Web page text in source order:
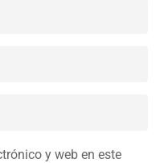
y web en este